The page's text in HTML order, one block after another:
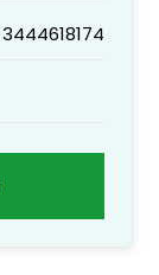
3444618174